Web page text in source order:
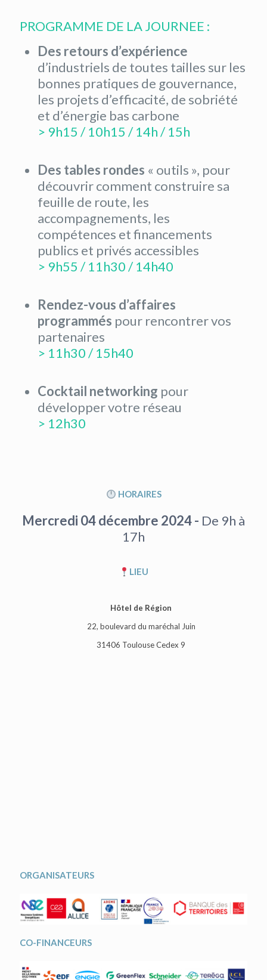
PROGRAMME DE LA JOURNEE :
Des retours d’expérience
d’industriels de toutes tailles sur les
bonnes pratiques de gouvernance,
les projets d’efficacité, de sobriété
et d’énergie bas carbone
> 9h15 / 10h15 / 14h / 15h
Des tables rondes « outils », pour
découvrir comment construire sa
feuille de route, les
accompagnements, les
compétences et financements
publics et privés accessibles
> 9h55 / 11h30 / 14h40
Rendez-vous d’affaires
programmés pour rencontrer vos
partenaires
> 11h30 / 15h40
Cocktail networking pour
développer votre réseau
> 12h30
HORAIRES
Mercredi 04 décembre 2024 - De 9h à
17h
LIEU
Hôtel de Région
22, boulevard du maréchal Juin
31406 Toulouse Cedex 9
ORGANISATEURS
CO-FINANCEURS